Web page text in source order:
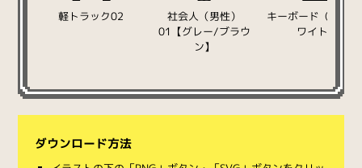
軽トラック02
社会人（男性）
01【グレー/ブラウ
ン】
キーボード（Z）【
ワイト】
ダウンロード方法